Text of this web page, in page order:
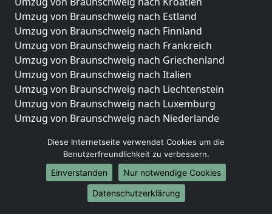
Umzug von Braunschweig nach Estland
Umzug von Braunschweig nach Finnland
Umzug von Braunschweig nach Frankreich
Umzug von Braunschweig nach Griechenland
Umzug von Braunschweig nach Italien
Umzug von Braunschweig nach Liechtenstein
Umzug von Braunschweig nach Luxemburg
Umzug von Braunschweig nach Niederlande
Umzüge-Deutschlandweit
Umzug von Braunschweig nach Berlin
Umzug von Braunschweig nach Hamburg
Umzug von Braunschweig nach München
Diese Internetseite verwendet Cookies um die
Benutzerfreundlichkeit zu verbessern.
Einverstanden
Nur notwendige Cookies
Datenschutzerklärung